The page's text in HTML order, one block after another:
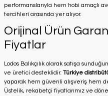
performanslarıyla hem hobi amaçlı
tercihleri arasında yer alıyor.
Orijinal Ürün
Fiyatlar
Lodos Balıkçılık olarak satışa
ve üretici desteklidir. Türkiye
yaparak hem güvenli alışveriş hem
Üstelik, rekabetçi fiyatlarımız ve